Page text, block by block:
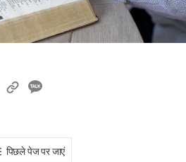
카
톡
공
पिछले पेज पर जाएं